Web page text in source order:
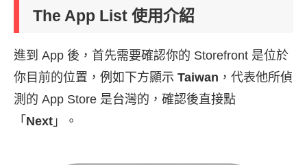
The App List 使用介紹
進到 App 後，首先需要確認你的 Storefront 是位於
你目前的位置，例如下方顯示 Taiwan ，代表他所偵
測的 App Store 是台灣的，確認後直接點
「 Next 」。